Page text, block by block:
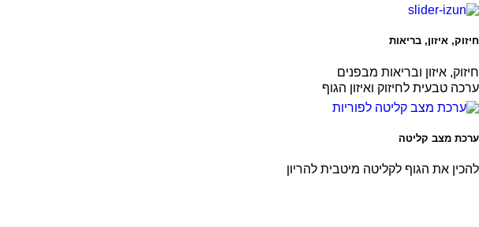
חיזוק, איזון, בריאות
חיזוק, איזון ובריאות מבפנים
ערכה טבעית לחיזוק ואיזון הגוף
ערכת מצב קליטה
להכין את הגוף לקליטה מיטבית להריון